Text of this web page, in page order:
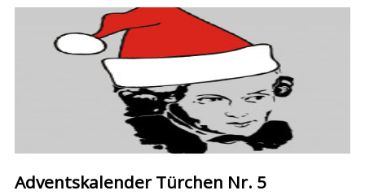
Adventskalender Türchen Nr. 5